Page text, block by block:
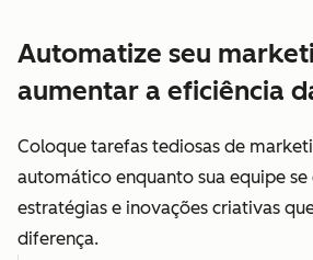
Automatize seu
aumentar a eficiência
Coloque tarefas tediosas de
automático enquanto sua equipe se
estratégias e inovações criativas
diferença.